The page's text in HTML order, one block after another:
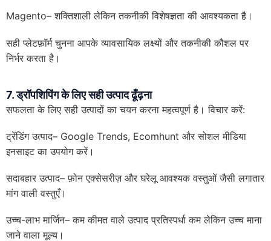
Magento– शक्तिशाली लेकिन तकनीकी विशेषज्ञता की आवश्यकता है।
सही प्लेटफ़ॉर्म चुनना आपके व्यावसायिक लक्ष्यों और तकनीकी कौशल पर
निर्भर करता है।
7. ड्रॉपशिपिंग के लिए सही उत्पाद ढूँढ़ना
सफलता के लिए सही उत्पादों का चयन करना महत्वपूर्ण है। विचार करें:
ट्रेंडिंग उत्पाद– Google Trends, Ecomhunt और सोशल मीडिया
इनसाइट का उपयोग करें।
सदाबहार उत्पाद– फ़ोन एक्सेसरीज़ और घरेलू आवश्यक वस्तुओं जैसी लगातार
मांग वाली वस्तुएँ।
उच्च-लाभ मार्जिन– कम कीमत वाले उत्पाद प्रतिस्पर्धा कम लेकिन उच्च माना
जाने वाला मूल्य।